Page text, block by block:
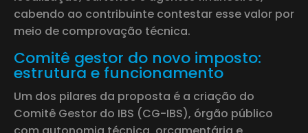
cabendo ao contribuinte contestar esse valor por
meio de comprovação técnica.
Comitê gestor do novo imposto:
estrutura e funcionamento
Um dos pilares da proposta é a criação do
Comitê Gestor do IBS (CG-IBS), órgão público